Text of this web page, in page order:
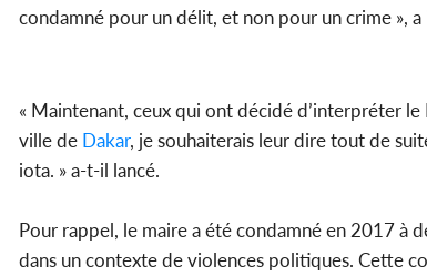
condamné pour un délit, et non pour un crime »,
« Maintenant, ceux qui ont décidé d’interpréter
ville de Dakar, je souhaiterais leur dire tout de
iota. » a-t-il lancé.
Pour rappel, le maire a été condamné en 2017 à
dans un contexte de violences politiques. Cette